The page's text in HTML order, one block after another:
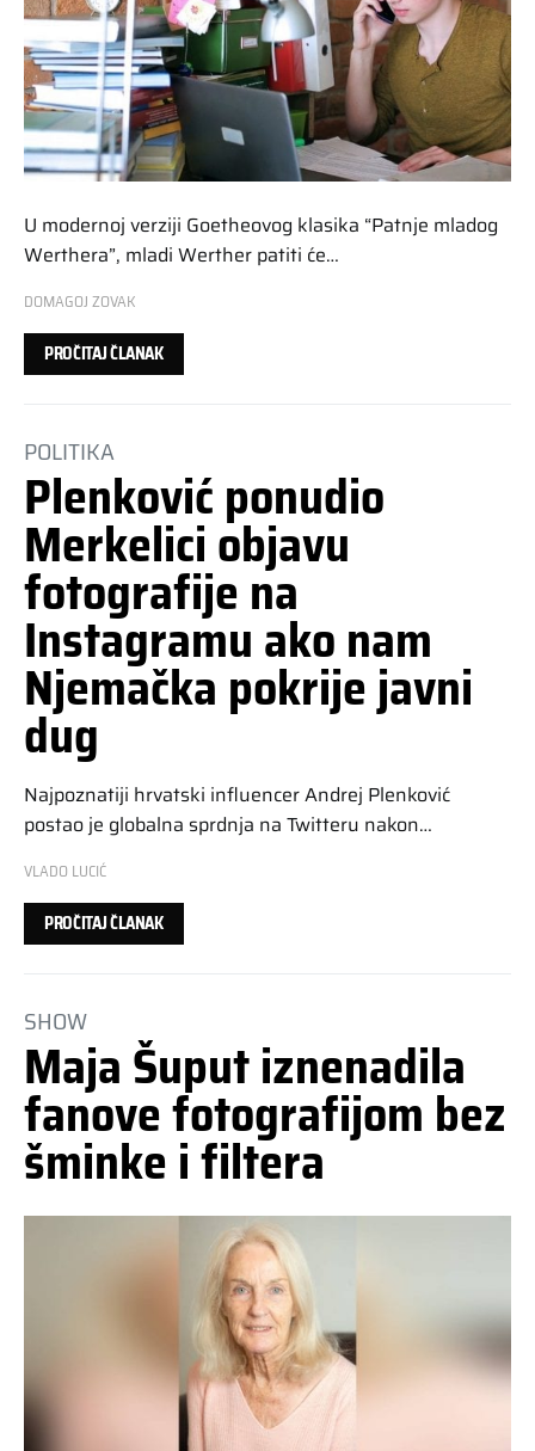
U modernoj verziji Goetheovog klasika “Patnje mladog
Werthera”, mladi Werther patiti će…
DOMAGOJ ZOVAK
PROČITAJ ČLANAK
POLITIKA
Plenković ponudio
Merkelici objavu
fotografije na
Instagramu ako nam
Njemačka pokrije javni
dug
Najpoznatiji hrvatski influencer Andrej Plenković
postao je globalna sprdnja na Twitteru nakon…
VLADO LUCIĆ
PROČITAJ ČLANAK
SHOW
Maja Šuput iznenadila
fanove fotografijom bez
šminke i filtera